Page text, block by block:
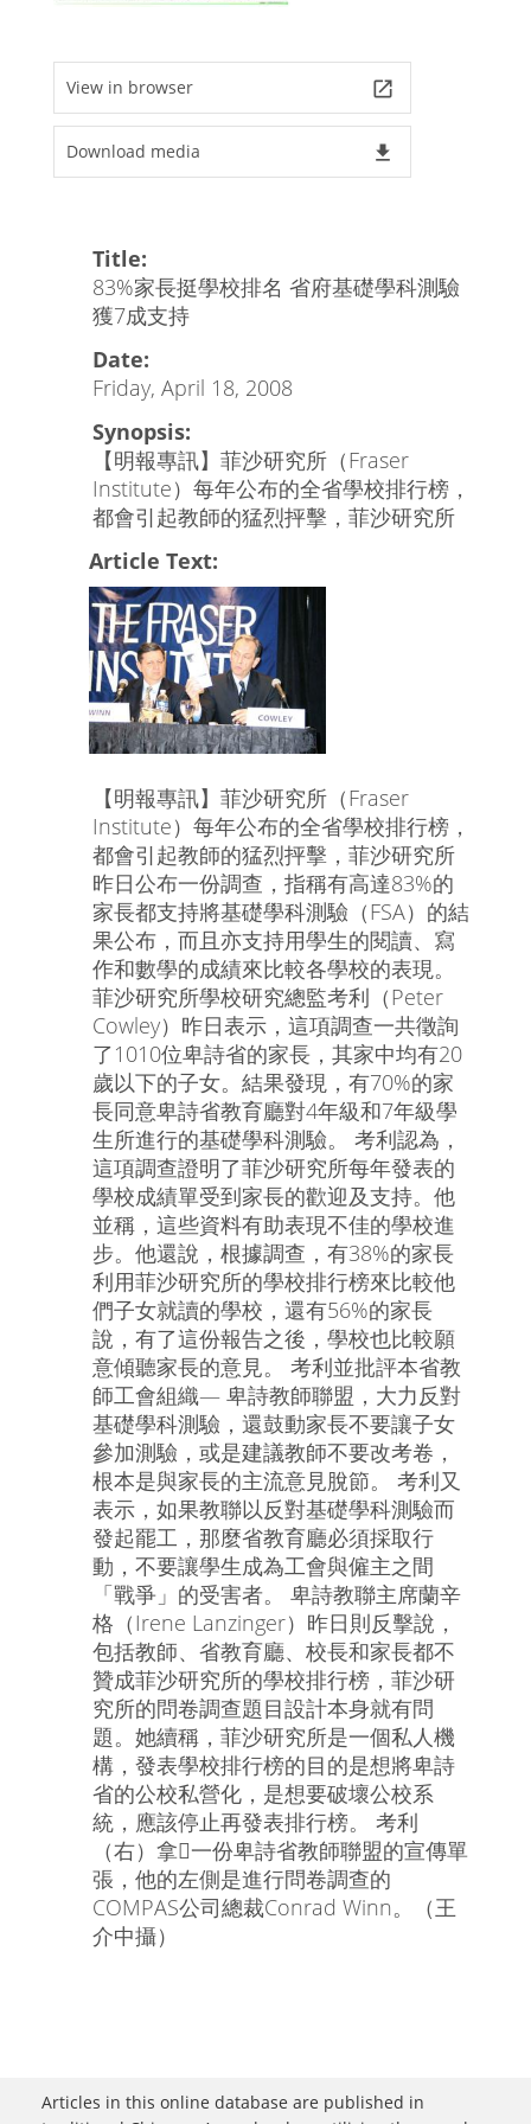
View in browser launch
Download media file_download
Title:
83%家長挺學校排名 省府基礎學科測驗
獲7成支持
Date:
Friday, April 18, 2008
Synopsis:
【明報專訊】菲沙研究所（Fraser
Institute）每年公布的全省學校排行榜，
都會引起教師的猛烈抨擊，菲沙研究所
Article Text:
【明報專訊】菲沙研究所（Fraser
Institute）每年公布的全省學校排行榜，
都會引起教師的猛烈抨擊，菲沙研究所
昨日公布一份調查，指稱有高達83%的
家長都支持將基礎學科測驗（FSA）的結
果公布，而且亦支持用學生的閱讀、寫
作和數學的成績來比較各學校的表現。
菲沙研究所學校研究總監考利（Peter
Cowley）昨日表示，這項調查一共徵詢
了1010位卑詩省的家長，其家中均有20
歲以下的子女。結果發現，有70%的家
長同意卑詩省教育廳對4年級和7年級學
生所進行的基礎學科測驗。 考利認為，
這項調查證明了菲沙研究所每年發表的
學校成績單受到家長的歡迎及支持。他
並稱，這些資料有助表現不佳的學校進
步。他還說，根據調查，有38%的家長
利用菲沙研究所的學校排行榜來比較他
們子女就讀的學校，還有56%的家長
說，有了這份報告之後，學校也比較願
意傾聽家長的意見。 考利並批評本省教
師工會組織— 卑詩教師聯盟，大力反對
基礎學科測驗，還鼓動家長不要讓子女
參加測驗，或是建議教師不要改考卷，
根本是與家長的主流意見脫節。 考利又
表示，如果教聯以反對基礎學科測驗而
發起罷工，那麼省教育廳必須採取行
動，不要讓學生成為工會與僱主之間
「戰爭」的受害者。 卑詩教聯主席蘭辛
格（Irene Lanzinger）昨日則反擊說，
包括教師、省教育廳、校長和家長都不
贊成菲沙研究所的學校排行榜，菲沙研
究所的問卷調查題目設計本身就有問
題。她續稱，菲沙研究所是一個私人機
構，發表學校排行榜的目的是想將卑詩
省的公校私營化，是想要破壞公校系
統，應該停止再發表排行榜。 考利
（右）拿一份卑詩省教師聯盟的宣傳單
張，他的左側是進行問卷調查的
COMPAS公司總裁Conrad Winn。（王
介中攝）
Articles in this online database are published in